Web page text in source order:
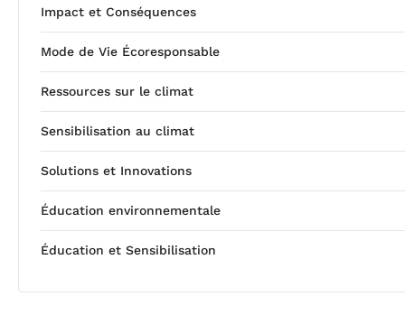
Impact et Conséquences
Mode de Vie Écoresponsable
Ressources sur le climat
Sensibilisation au climat
Solutions et Innovations
Éducation environnementale
Éducation et Sensibilisation